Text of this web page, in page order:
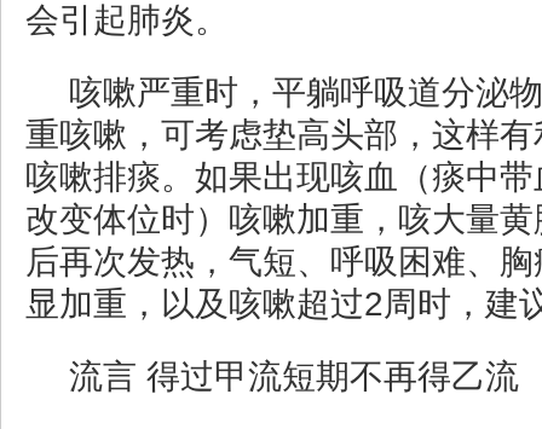
会引起肺炎。
咳嗽严重时，平躺呼吸道分泌
重咳嗽，可考虑垫高头部，这样
咳嗽排痰。如果出现咳血（痰中
改变体位时）咳嗽加重，咳大量
后再次发热，气短、呼吸困难、
显加重，以及咳嗽超过2周时，建
流言 得过甲流短期不再得乙流